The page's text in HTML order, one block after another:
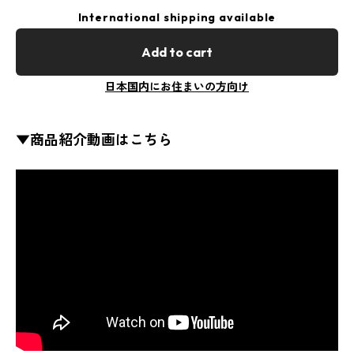
International shipping available
Add to cart
日本国内にお住まいの方向け
▼商品紹介動画はこちら